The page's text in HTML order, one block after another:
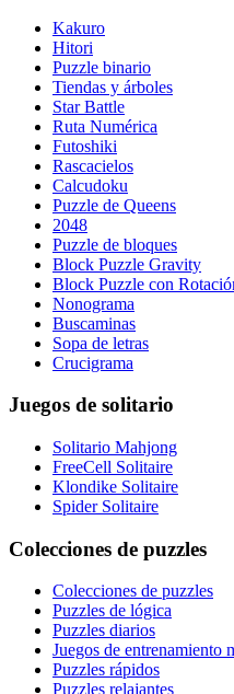
Kakuro
Hitori
Puzzle binario
Tiendas y árboles
Star Battle
Ruta Numérica
Futoshiki
Rascacielos
Calcudoku
Puzzle de Queens
2048
Puzzle de bloques
Block Puzzle Gravity
Block Puzzle con
Nonograma
Buscaminas
Sopa de letras
Crucigrama
Juegos de solitario
Solitario Mahjong
FreeCell Solitaire
Klondike Solitaire
Spider Solitaire
Colecciones de puzzles
Colecciones de puzzles
Puzzles de lógica
Puzzles diarios
Juegos de entrenamiento
Puzzles rápidos
Puzzles relajantes